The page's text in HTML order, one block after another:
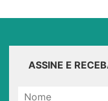
ASSINE E